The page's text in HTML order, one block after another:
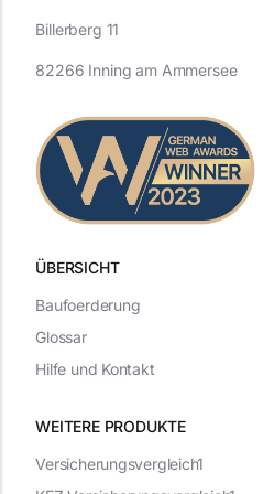
ÜBERSICHT
WEITERE PRODUKTE
Versicherungsvergleich1
Billerberg 11
82266 Inning am Ammersee
Baufoerderung
Glossar
Hilfe und Kontakt